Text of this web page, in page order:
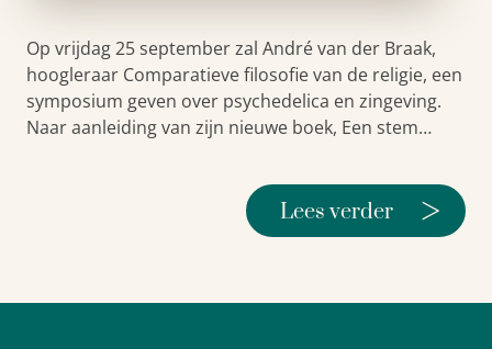
Op vrijdag 25 september zal André van der Braak,
hoogleraar Comparatieve filosofie van de religie, een
symposium geven over psychedelica en zingeving.
Naar aanleiding van zijn nieuwe boek, Een stem…
Lees verder >